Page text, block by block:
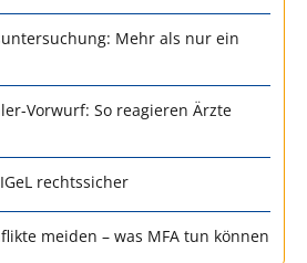
Mehr als nur ein
Vorwurf: So reagieren Ärzte
rechtssicher
meiden – was MFA tun können